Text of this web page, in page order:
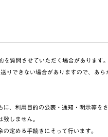
質問させていただく場合があります。​
りできない場合がありますので、あら
、利用目的の公表・通知・明示等を
しません。
定める手続きにそって行います。